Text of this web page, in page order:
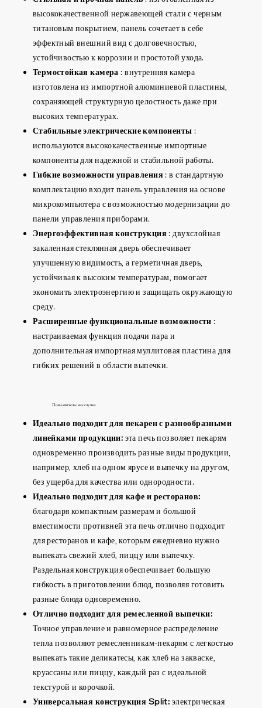
высококачественной нержавеющей стали с черным
титановым покрытием, панель сочетает в себе
эффектный внешний вид с долговечностью,
устойчивостью к коррозии и простотой ухода.
Термостойкая камера : внутренняя камера
изготовлена из импортной алюминиевой пластины,
сохраняющей структурную целостность даже при
высоких температурах.
Стабильные электрические компоненты :
используются высококачественные импортные
компоненты для надежной и стабильной работы.
Гибкие возможности управления : в стандартную
комплектацию входит панель управления на основе
микрокомпьютера с возможностью модернизации до
панели управления приборами.
Энергоэффективная конструкция : двухслойная
закаленная стеклянная дверь обеспечивает
улучшенную видимость, а герметичная дверь,
устойчивая к высоким температурам, помогает
экономить электроэнергию и защищать окружающую
среду.
Расширенные функциональные возможности :
настраиваемая функция подачи пара и
дополнительная импортная муллитовая пластина для
гибких решений в области выпечки.
Пользовательские случаи
Идеально подходит для пекарен с разнообразными
линейками продукции: эта печь позволяет пекарям
одновременно производить разные виды продукции,
например, хлеб на одном ярусе и выпечку на другом,
без ущерба для качества или однородности.
Идеально подходит для кафе и ресторанов:
благодаря компактным размерам и большой
вместимости противней эта печь отлично подходит
для ресторанов и кафе, которым ежедневно нужно
выпекать свежий хлеб, пиццу или выпечку.
Раздельная конструкция обеспечивает большую
гибкость в приготовлении блюд, позволяя готовить
разные блюда одновременно.
Отлично подходит для ремесленной выпечки:
Точное управление и равномерное распределение
тепла позволяют ремесленникам-пекарям с легкостью
выпекать такие деликатесы, как хлеб на закваске,
круассаны или пиццу, каждый раз с идеальной
текстурой и корочкой.
Универсальная конструкция Split: электрическая